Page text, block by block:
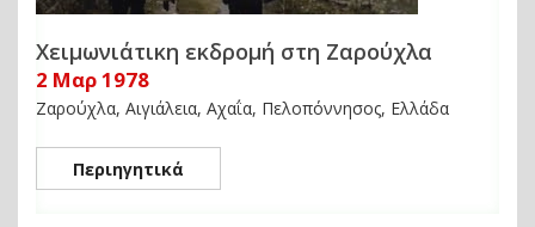
Χειμωνιάτικη εκδρομή στη Ζαρούχλα
2 Μαρ 1978
Ζαρούχλα, Αιγιάλεια, Αχαΐα, Πελοπόννησος, Ελλάδα
Περιηγητικά